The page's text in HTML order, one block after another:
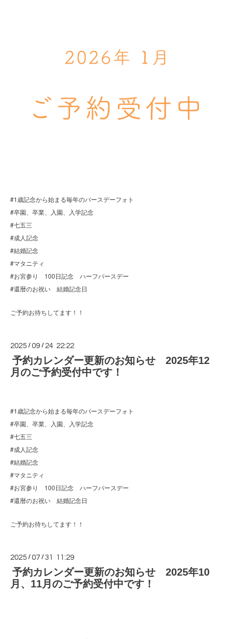
#1歳記念から始まる毎年のバースデーフォト
#卒園、卒業、入園、入学記念
#七五三
#成人記念
#結婚記念
#マタニティ
#お宮参り 100日記念 ハーフバースデー
#還暦のお祝い 結婚記念日
ご予約お待ちしてます！！
2025 /09 / 24 22:22
予約カレンダー更新のお知らせ 2025年12
月のご予約受付中です！
#1歳記念から始まる毎年のバースデーフォト
#卒園、卒業、入園、入学記念
#七五三
#成人記念
#結婚記念
#マタニティ
#お宮参り 100日記念 ハーフバースデー
#還暦のお祝い 結婚記念日
ご予約お待ちしてます！！
2025 /07 /31 11:29
予約カレンダー更新のお知らせ 2025年10
月、11月のご予約受付中です！